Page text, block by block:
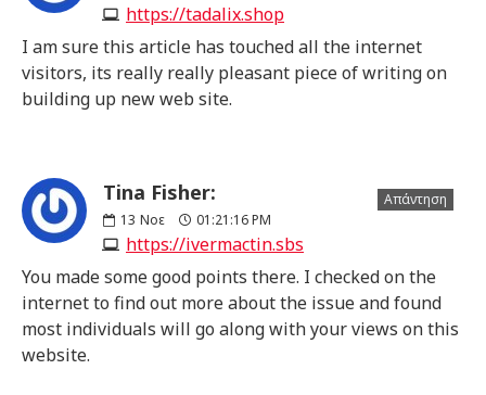
https://tadalix.shop
I am sure this article has touched all the internet
visitors, its really really pleasant piece of writing on
building up new web site.
Tina Fisher:
13 Νοε 01:21:16 PM
https://ivermactin.sbs
Απάντηση
You made some good points there. I checked on the
internet to find out more about the issue and found
most individuals will go along with your views on this
website.